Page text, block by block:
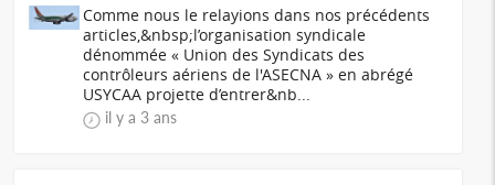
Comme nous le relayions dans nos précédents
articles,&nbsp;l’organisation syndicale
dénommée « Union des Syndicats des
contrôleurs aériens de l'ASECNA » en abrégé
USYCAA projette d’entrer&nb...
il y a 3 ans